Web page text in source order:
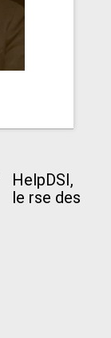
HelpDSI,
le rse des